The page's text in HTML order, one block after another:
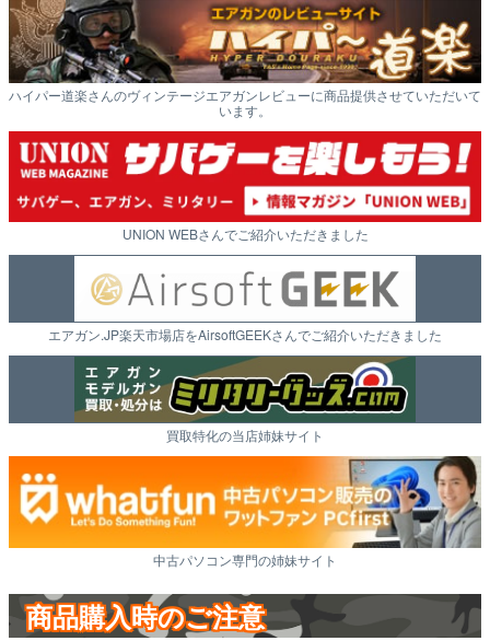
ハイパー道楽さんのヴィンテージエアガンレビューに商品提供させていただいて
います。
UNION WEBさんでご紹介いただきました
エアガン.JP楽天市場店をAirsoftGEEKさんでご紹介いただきました
買取特化の当店姉妹サイト
中古パソコン専門の姉妹サイト
商品購入時のご注意